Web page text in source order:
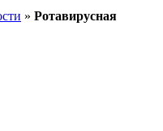
» Ротавирусная